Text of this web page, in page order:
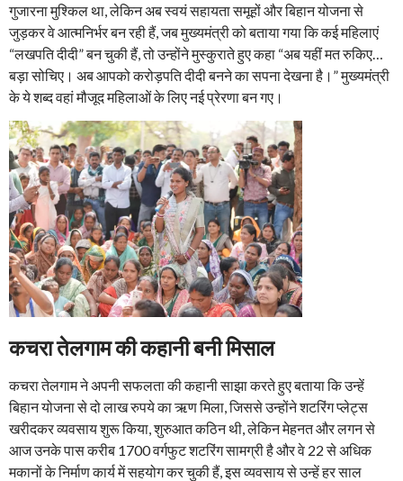
गुजारना मुश्किल था, लेकिन अब स्वयं सहायता समूहों और बिहान योजना से
जुड़कर वे आत्मनिर्भर बन रही हैं, जब मुख्यमंत्री को बताया गया कि कई महिलाएं
“लखपति दीदी” बन चुकी हैं, तो उन्होंने मुस्कुराते हुए कहा “अब यहीं मत रुकिए…
बड़ा सोचिए। अब आपको करोड़पति दीदी बनने का सपना देखना है।” मुख्यमंत्री
के ये शब्द वहां मौजूद महिलाओं के लिए नई प्रेरणा बन गए।
कचरा तेलगाम की कहानी बनी मिसाल
कचरा तेलगाम ने अपनी सफलता की कहानी साझा करते हुए बताया कि उन्हें
बिहान योजना से दो लाख रुपये का ऋण मिला, जिससे उन्होंने शटरिंग प्लेट्स
खरीदकर व्यवसाय शुरू किया, शुरुआत कठिन थी, लेकिन मेहनत और लगन से
आज उनके पास करीब 1700 वर्गफुट शटरिंग सामग्री है और वे 22 से अधिक
मकानों के निर्माण कार्य में सहयोग कर चुकी हैं, इस व्यवसाय से उन्हें हर साल